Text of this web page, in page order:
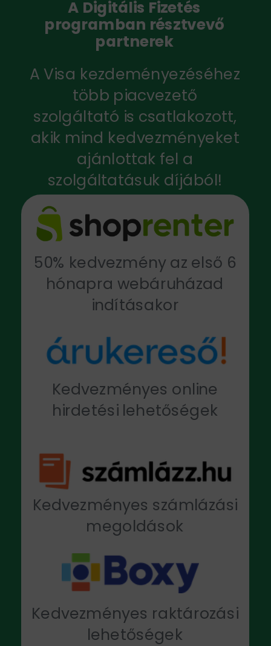
A Digitális Fizetés
programban résztvevő
partnerek
A Visa kezdeményezéséhez
több piacvezető
szolgáltató is csatlakozott,
akik mind kedvezményeket
ajánlottak fel a
szolgáltatásuk díjából!
50% kedvezmény az első 6
hónapra webáruházad
indításakor
Kedvezményes online
hirdetési lehetőségek
Kedvezményes raktározási
lehetőségek
Kedvezményes számlázási
megoldások